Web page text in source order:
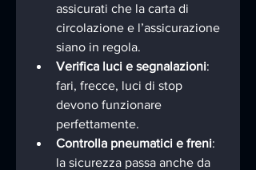
assicurati che la carta di
circolazione e l’assicurazione
siano in regola.
Verifica luci e segnalazioni:
fari, frecce, luci di stop
devono funzionare
perfettamente.
Controlla pneumatici e freni:
la sicurezza passa anche da